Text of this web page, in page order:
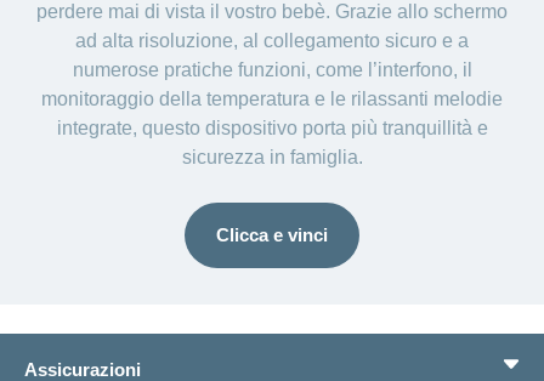
perdere mai di vista il vostro bebè. Grazie allo schermo
ad alta risoluzione, al collegamento sicuro e a
numerose pratiche funzioni, come l’interfono, il
monitoraggio della temperatura e le rilassanti melodie
integrate, questo dispositivo porta più tranquillità e
sicurezza in famiglia.
Clicca e vinci
Assicurazioni